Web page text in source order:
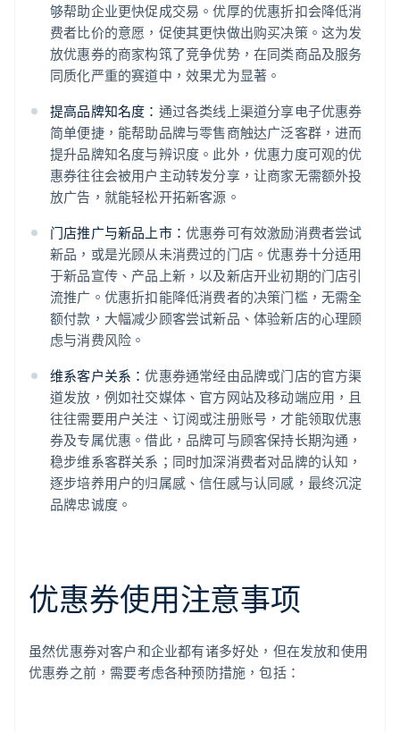
够帮助企业更快促成交易。优厚的优惠折扣会降低消
费者比价的意愿，促使其更快做出购买决策。这为发
放优惠券的商家构筑了竞争优势，在同类商品及服务
同质化严重的赛道中，效果尤为显著。
提高品牌知名度： 通过各类线上渠道分享电子优惠券
简单便捷，能帮助品牌与零售商触达广泛客群，进而
提升品牌知名度与辨识度。此外，优惠力度可观的优
惠券往往会被用户主动转发分享，让商家无需额外投
放广告，就能轻松开拓新客源。
门店推广与新品上市： 优惠券可有效激励消费者尝试
新品，或是光顾从未消费过的门店。优惠券十分适用
于新品宣传、产品上新，以及新店开业初期的门店引
流推广。优惠折扣能降低消费者的决策门槛，无需全
额付款，大幅减少顾客尝试新品、体验新店的心理顾
虑与消费风险。
维系客户关系：优惠券通常经由品牌或门店的官方渠
道发放，例如社交媒体、官方网站及移动端应用，且
往往需要用户关注、订阅或注册账号，才能领取优惠
券及专属优惠。借此，品牌可与顾客保持长期沟通，
稳步维系客群关系；同时加深消费者对品牌的认知，
逐步培养用户的归属感、信任感与认同感，最终沉淀
品牌忠诚度。
优惠券使用注意事项
虽然优惠券对客户和企业都有诸多好处，但在发放和使用
优惠券之前，需要考虑各种预防措施，包括：